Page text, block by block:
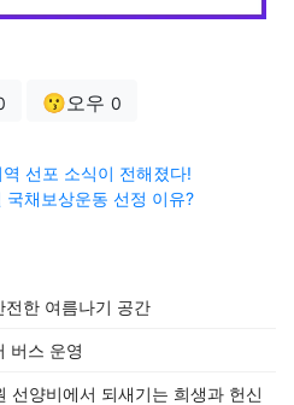
😗오우 0
선포 소식이 전해졌다!
국채보상운동 선정 이유?
전한 여름나기 공간
버스 운영
선양비에서 되새기는 희생과 헌신